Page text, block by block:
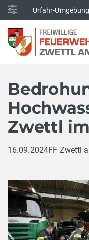
Urfahr-Umgebung
Zwettl
16.09.2024FF Zwettl